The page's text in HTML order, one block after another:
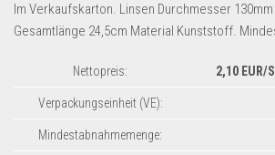
Sport & Freizeit
Wohnen & Einrichten
Restposten-Angebote
Restposten für Privatpersonen
Im Verkaufskarton. Linsen Durchmesser
Gesamtlänge 24,5cm Material Kunststoff.
Nettopreis: 2,10 EUR/
Verpackungseinheit (VE):
Mindestabnahmemenge: